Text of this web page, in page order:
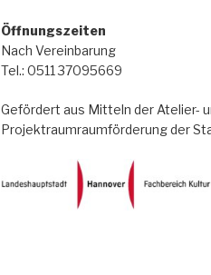
Öffnungszeiten
Nach Vereinbarung
Tel.: 0511 37095669
Gefördert aus Mitteln der Atelier-
Projektraumraumförderung der